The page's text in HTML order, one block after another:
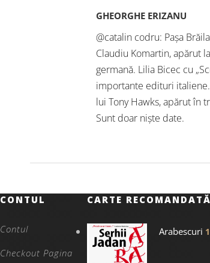
GHEORGHE ERIZANU
@catalin codru: Pașa
Claudiu Komartin, apărut
germană. Lilia Bicec cu
importante edituri italiene.
lui Tony Hawks, apărut în
Sunt doar niște date.
CONTUL
Contul
Checkout Pagina
CARTE RECOMANDATĂ
Arabescuri